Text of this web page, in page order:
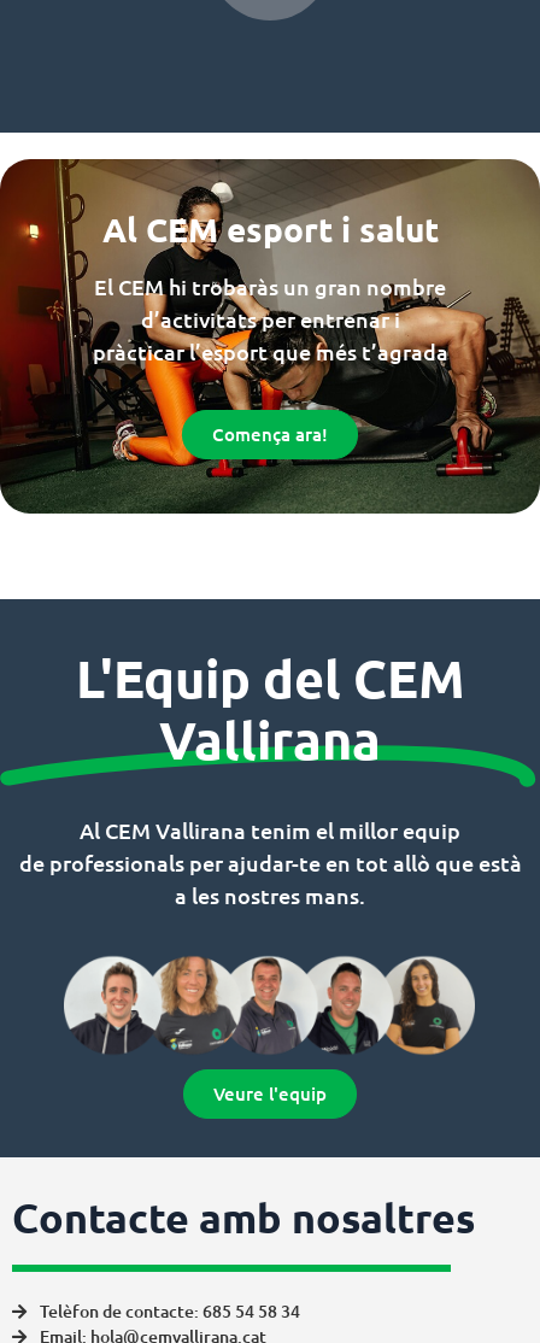
Al CEM esport i salut
El CEM hi trobaràs un gran nombre
d’activitats per entrenar i
pràcticar l’esport que més t’agrada
Comença ara!
L'Equip del CEM
Vallirana
Al CEM Vallirana tenim el millor equip
de professionals per ajudar-te en tot allò que està
a les nostres mans.
Veure l'equip
Contacte amb nosaltres
Telèfon de contacte: 685 54 58 34
Email: hola@cemvallirana.cat